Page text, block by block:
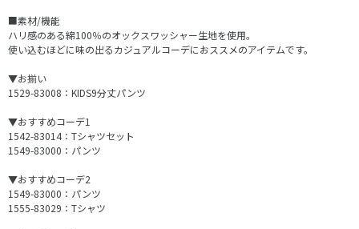
■素材/機能
ハリ感のある綿100％のオックスワッシャー生地を使用。
使い込むほどに味の出るカジュアルコーデにおススメのアイテムです。
▼お揃い
1529-83008：KIDS9分丈パンツ
▼おすすめコーデ1
1542-83014：Tシャツセット
1549-83000：パンツ
▼おすすめコーデ2
1549-83000：パンツ
1555-83029：Tシャツ